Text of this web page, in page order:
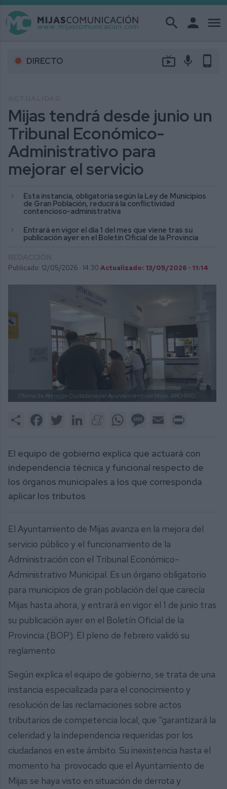
search person menu
DIRECTO live_tv mic phone_android
Mijas tendrá desde junio un
Tribunal Económico-
Administrativo para
mejorar el servicio
Esta instancia, obligatoria según la Ley de Municipios
de Gran Población, reducirá la conflictividad
contencioso-administrativa
Entrará en vigor el día 1 del mes que viene tras su
publicación ayer en el Boletín Oficial de la Provincia
Publicado: 12/05/2026 · 14:30 Actualizado: 13/05/2026 · 11:14
Oficina de Atención Ciudadana del Ayuntamiento de Mijas. ARCHIVO.
Share FacebookTwitter LinkedInMeneameWhatsAppMessage
Email
El equipo de gobierno explica que actuará con
independencia técnica y funcional respecto de
los órganos municipales a los que corresponda
aplicar los tributos
El Ayuntamiento de Mijas avanza en la mejora del
servicio público y el funcionamiento de la
Administración con el Tribunal Económico-
Administrativo Municipal. Es un órgano obligatorio
para municipios de gran población del que carecía
Mijas hasta ahora, y entrará en vigor el 1 de junio tras
su publicación ayer en el Boletín Oficial de la
Provincia (BOP). El pleno de febrero validó su
reglamento.
Según explica el equipo de gobierno, se trata de una
instancia especializada para el conocimiento y
resolución de las reclamaciones sobre actos
tributarios de competencia local, que “garantizará la
celeridad y la independencia requeridas por los
ciudadanos en este ámbito. Su inexistencia hasta el
momento ha provocado que el Ayuntamiento de
Mijas se haya visto en situación de derrota y